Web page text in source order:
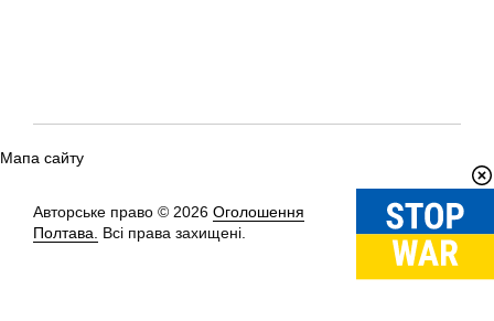
Мапа сайту
Авторське право © 2026 Оголошення
Полтава.
Всі права захищені.
Вгору↑